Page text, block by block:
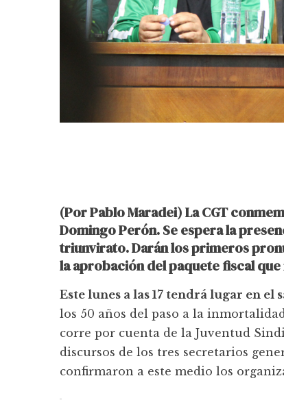
(Por Pablo Maradei) La CGT
Domingo Perón. Se espera la
triunvirato. Darán los primeros
la aprobación del paquete fiscal
Este lunes a las 17 tendrá lugar en el
los 50 años del paso a la
corre por cuenta de la Juventud
discursos de los tres secretarios
confirmaron a este medio los